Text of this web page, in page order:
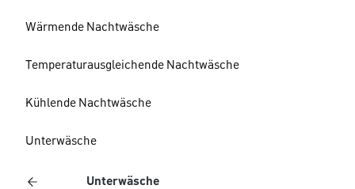
Wärmende Nachtwäsche
Temperaturausgleichende Nachtwäsche
Kühlende Nachtwäsche
Unterwäsche
Unterwäsche